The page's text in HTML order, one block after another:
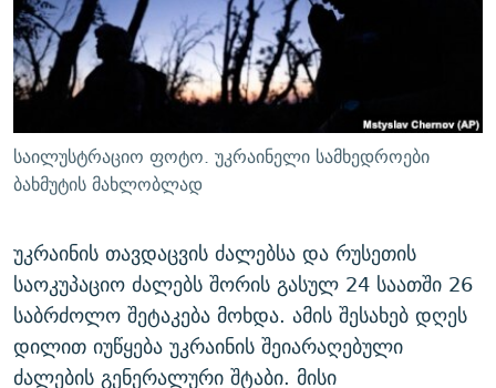
ᲛᲝᲚᲐᲞᲐᲠᲐᲙᲔ ᲢᲔᲥᲡᲢᲔᲑᲘ
ᲨᲘᲜ - ᲣᲪᲮᲝᲔᲗᲨᲘ
ᲚᲘᲢᲔᲠᲐᲢᲣᲠᲣᲚᲘ ᲬᲐᲮᲜᲐᲒᲔᲑᲘ
ᲐᲛᲔᲠᲘᲙᲣᲚᲘ ᲛᲝᲗᲮᲠᲝᲑᲐ
ᲘᲛᲞᲔᲠᲘᲐ ᲓᲐ ᲠᲐᲓᲘᲝ
ᲩᲔᲛᲘ ᲡᲘᲙᲕᲓᲘᲚᲘᲡ ᲛᲘᲖᲔᲖᲘᲐ COVID-19
11 ᲬᲔᲚᲘ - 11 ᲐᲛᲑᲐᲕᲘ
ᲡᲐᲞᲐᲠᲚᲐᲛᲔᲜᲢᲝ ᲐᲠᲩᲔᲕᲜᲔᲑᲘᲡ ᲘᲡᲢᲝᲠᲘᲐ
ᲑᲐᲕᲨᲕᲔᲑᲘ ᲞᲠᲝᲡᲢᲘᲢᲣᲪᲘᲐᲨᲘ - ᲐᲛᲝᲣᲗᲥᲛᲔᲚᲘ ᲐᲛᲑᲐᲕᲘ
5 ᲐᲛᲑᲐᲕᲘ - 20 ᲘᲕᲜᲘᲡᲡ ᲓᲐᲨᲐᲕᲔᲑᲣᲚᲔᲑᲘ
ПРИВЕТ ᲙᲣᲚᲢᲣᲠᲐ
ᲒᲐᲛᲝᲘᲬᲔᲠᲔ
რთე/რთ-ის ყველა საიტი
საილუსტრაციო ფოტო. უკრაინელი სამხედროები
ბახმუტის მახლობლად
უკრაინის თავდაცვის ძალებსა და რუსეთის
საოკუპაციო ძალებს შორის გასულ 24 საათში 26
საბრძოლო შეტაკება მოხდა. ამის შესახებ დღეს
დილით იუწყება უკრაინის შეიარაღებული
ძალების გენერალური შტაბი. მისი